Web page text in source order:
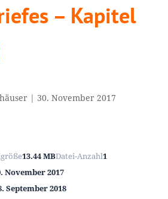
– Kapitel
| 30. November 2017
13.44 MBDatei-Anzahl1
November 2017
September 2018